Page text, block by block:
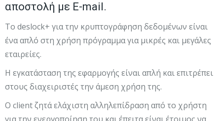
αποστολή με E-mail.
Το deslock+ για την κρυπτογράφηση δεδομένων είναι
ένα απλό στη χρήση πρόγραμμα για μικρές και μεγάλες
εταιρείες.
Η εγκατάσταση της εφαρμογής είναι απλή και επιτρέπει
στους διαχειριστές την άμεση χρήση της.
Ο client ζητά ελάχιστη αλληλεπίδραση από το χρήστη